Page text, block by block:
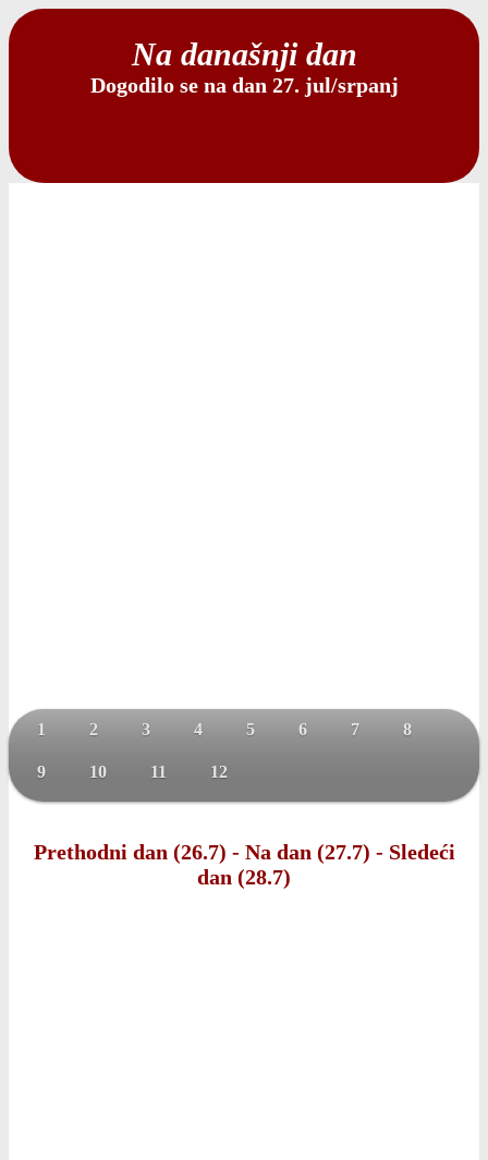
Na današnji dan
Dogodilo se na dan 27. jul/srpanj
1 2 3 4 5 6 7 8
9 10 11 12
Prethodni dan (26.7) - Na dan (27.7) - Sledeći
dan (28.7)